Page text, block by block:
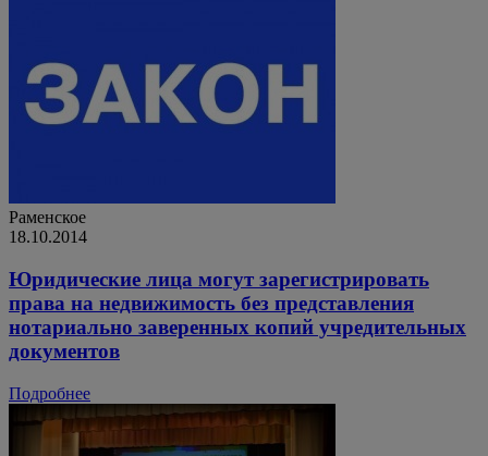
Раменское
18.10.2014
Юридические лица могут зарегистрировать
права на недвижимость без представления
нотариально заверенных копий учредительных
документов
Подробнее